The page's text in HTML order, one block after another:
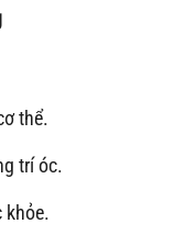
thể.
trí óc.
khỏe.